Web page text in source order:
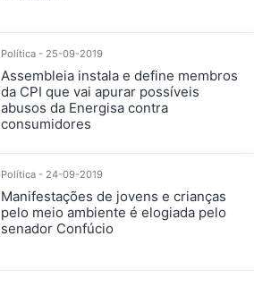
Política - 25-09-2019
Assembleia instala e define membros
da CPI que vai apurar possíveis
abusos da Energisa contra
consumidores
Política - 24-09-2019
Manifestações de jovens e crianças
pelo meio ambiente é elogiada pelo
senador Confúcio